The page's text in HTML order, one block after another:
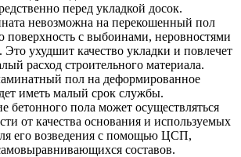
перед укладкой досок.
невозможна на перекошенный пол
поверхность с выбоинами, неровностями
ухудшит качество укладки и повлечет
расход строительного материала.
пол на деформированное
иметь малый срок службы.
бетонного пола может осуществляться
от качества основания и используемых
его возведения с помощью ЦСП,
составов.